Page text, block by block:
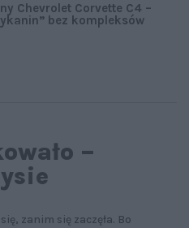
Chevrolet Corvette C4 –
bez kompleksów
–
zanim się zaczęła. Bo